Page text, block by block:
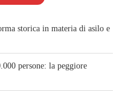
storica in materia di asilo e
persone: la peggiore